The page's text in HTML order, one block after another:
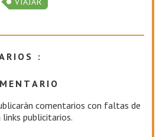
:
comentarios con faltas de
publicitarios.